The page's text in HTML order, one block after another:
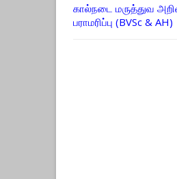
கால்நடை மருத்துவ
பராமரிப்பு (BVSc & AH)